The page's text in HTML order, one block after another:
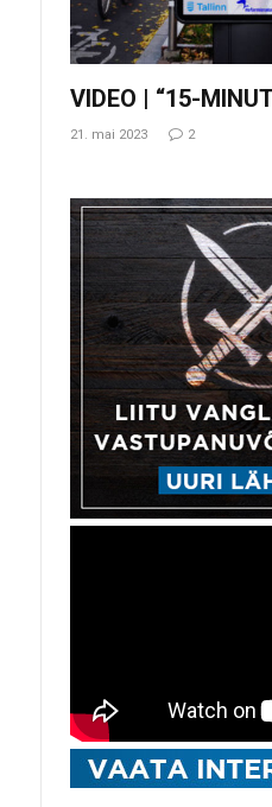
VIDEO | “15-
21. mai 2023 2